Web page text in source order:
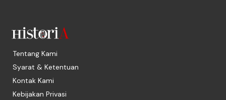
Tentang Kami
Syarat & Ketentuan
Kontak Kami
Kebijakan Privasi